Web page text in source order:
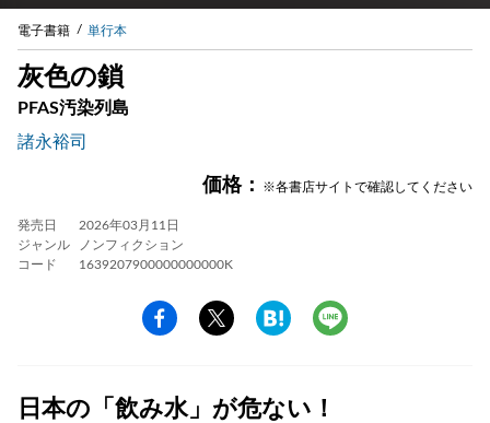
電子書籍 単行本
灰色の鎖
PFAS汚染列島
諸永裕司
価格： ※各書店サイトで確認してください
発売日
2026年03月11日
ジャンル
ノンフィクション
コード
1639207900000000000K
日本の「飲み水」が危ない！